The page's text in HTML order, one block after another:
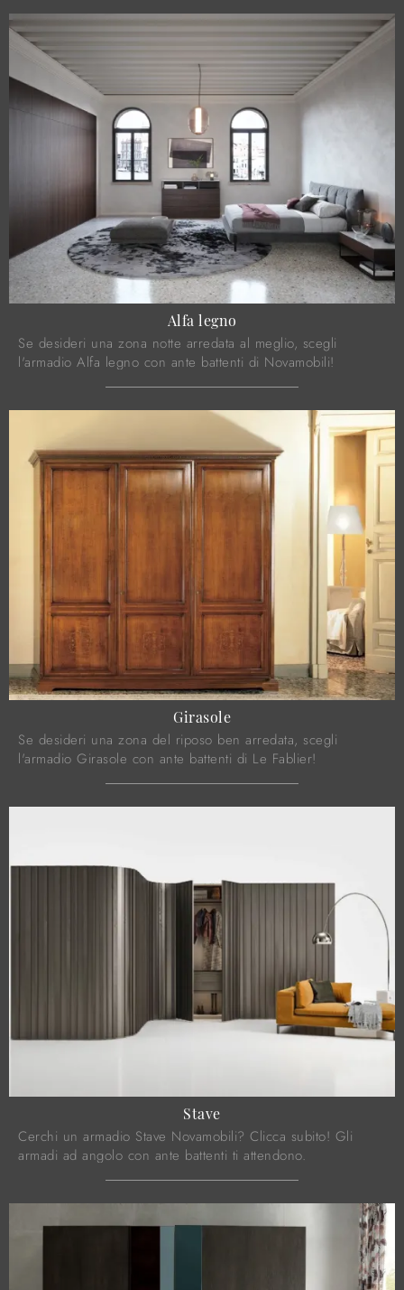
Alfa legno
Se desideri una zona notte arredata al meglio, scegli
l'armadio Alfa legno con ante battenti di Novamobili!
Girasole
Se desideri una zona del riposo ben arredata, scegli
l'armadio Girasole con ante battenti di Le Fablier!
Stave
Cerchi un armadio Stave Novamobili? Clicca subito! Gli
armadi ad angolo con ante battenti ti attendono.